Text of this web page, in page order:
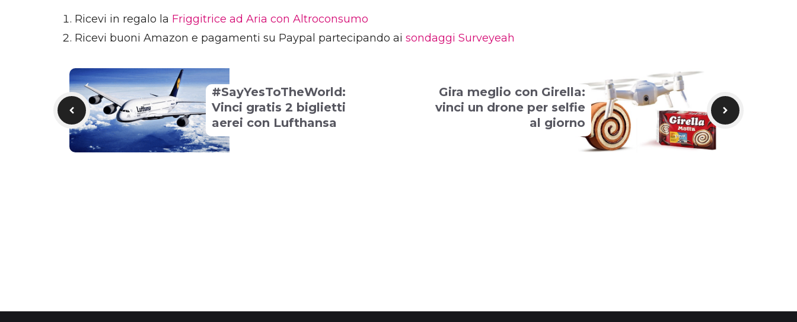
Ricevi in regalo la Friggitrice ad Aria con Altroconsumo
Ricevi buoni Amazon e pagamenti su Paypal partecipando ai sondaggi Surveyeah
#SayYesToTheWorld:
Vinci gratis 2 biglietti
aerei con Lufthansa
Gira meglio con Girella:
vinci un drone per selfie
al giorno